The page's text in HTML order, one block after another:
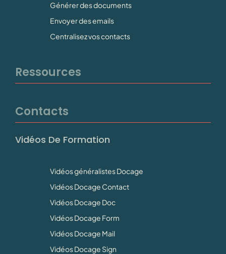
Générer des documents
Envoyer des emails
Centralisez vos contacts
Ressources
Contacts
Vidéos De Formation
Vidéos généralistes Docage
Vidéos Docage Contact
Vidéos Docage Doc
Vidéos Docage Form
Vidéos Docage Mail
Vidéos Docage Sign